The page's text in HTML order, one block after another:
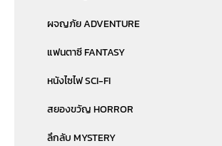
ผจญภัย ADVENTURE
แฟนตาซี FANTASY
หนังไซไฟ SCI-FI
สยองขวัญ HORROR
ลึกลับ MYSTERY